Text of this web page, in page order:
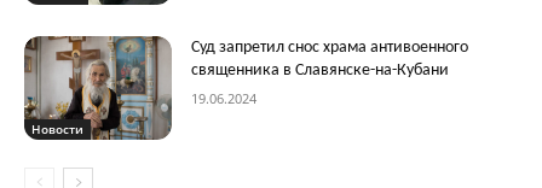
Новости
Суд запретил снос храма антивоенного
священника в Славянске-на-Кубани
19.06.2024